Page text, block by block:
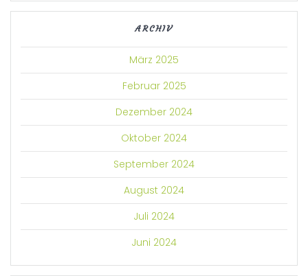
ARCHIV
März 2025
Februar 2025
Dezember 2024
Oktober 2024
September 2024
August 2024
Juli 2024
Juni 2024